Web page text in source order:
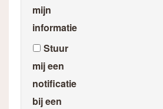
mijn
informatie
Stuur
mij een
notificatie
bij een